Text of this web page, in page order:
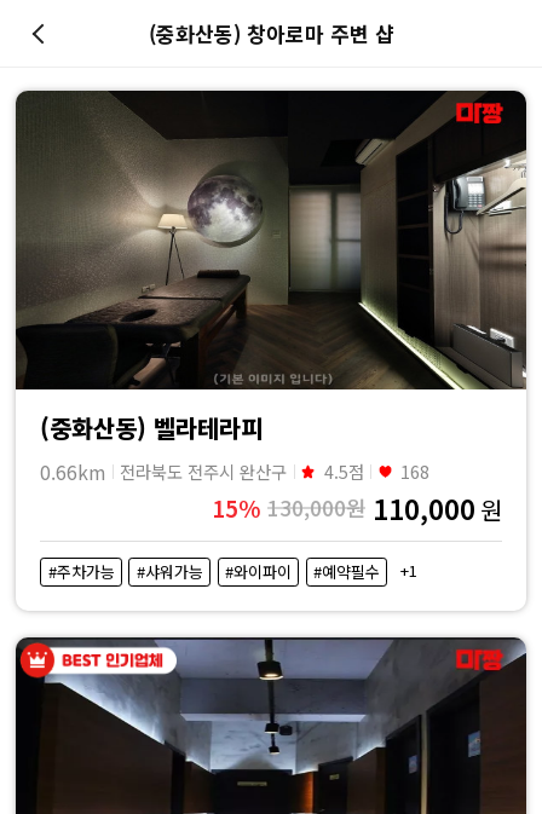
마
최
저
가
예
약
내
근
(중화산동) 창아로마 주변 샵
(중화산동) 벨라테라피
0.66km 전라북도 전주시 완산구 4.5점 168
15% 130,000원 110,000 원
#주차가능 #샤워가능 #와이파이 #예약필수 +1